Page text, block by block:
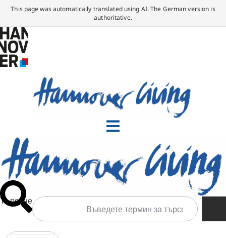
This page was automatically translated using AI. The German version is
authoritative.
Търсене